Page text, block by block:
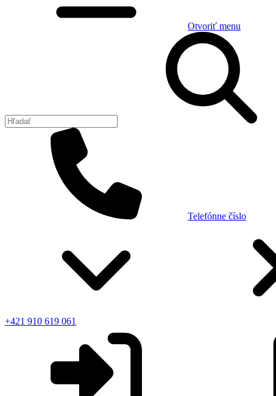
Otvoriť menu
Telefónne číslo
+421 910 619 061